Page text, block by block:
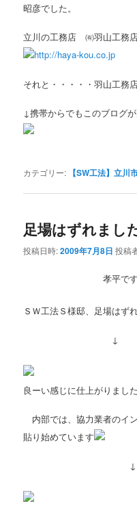
昭彦でした。
立川の工務店 ㈲羽山工務
http://haya-kou.co.jp
それと・・・・・羽山工務
↓携帯からでもこのブログ
カテゴリー: 【SW工法】立川
足場はずれまし
投稿日時:2009年7月8日 投稿
孝平です
ＳＷ工法Ｓ様邸、足場はず
↓
良ーい感じに仕上がりました
内部では、協力業者のイ
貼り始めています
↓